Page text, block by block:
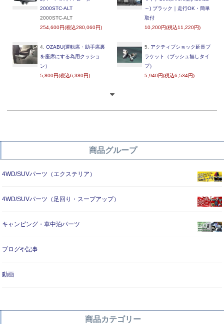
2000STC-ALT
2000STC-ALT
254,600円(税込280,060円)
～) ブラック｜走行OK・簡単
取付
10,200円(税込11,220円)
4. OZABU(運転席・助手席裏
を座席にする為用クッショ
ン）
5,800円(税込6,380円)
5. アクティブショック延長ブ
ラケット（ブッシュ無しタイ
プ）
5,940円(税込6,534円)
商品グループ
4WD/SUVパーツ（エクステリア）
4WD/SUVパーツ（足回り・スープアップ）
キャンピング・車中泊パーツ
ブログや記事
動画
商品カテゴリー